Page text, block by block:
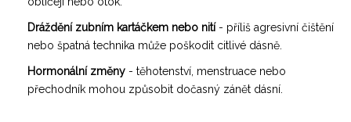
Dráždění zubním kartáčkem nebo nití- příliš agresivní čištění
nebo špatná technika může poškodit citlivé dásně.
Hormonální změny - těhotenství, menstruace nebo
přechodník mohou způsobit dočasný zánět dásní.